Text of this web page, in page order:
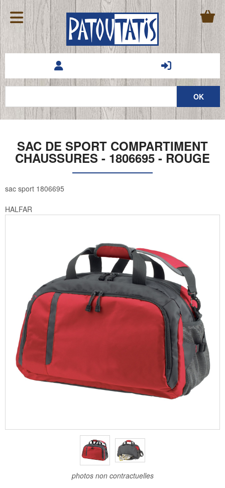
SAC DE SPORT COMPARTIMENT
CHAUSSURES - 1806695 - ROUGE
sac sport 1806695
HALFAR
photos non contractuelles